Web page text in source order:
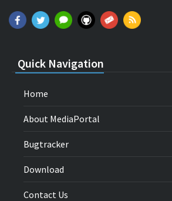
Quick Navigation
Home
About MediaPortal
Bugtracker
Download
Contact Us